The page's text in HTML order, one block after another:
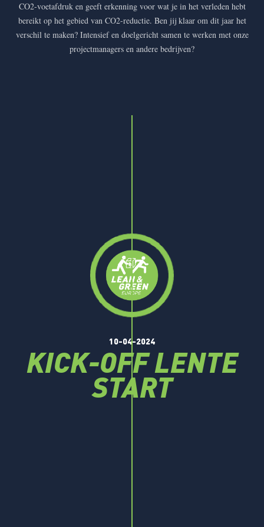
CO2-voetafdruk en geeft erkenning voor wat je in het verleden hebt
bereikt op het gebied van CO2-reductie. Ben jij klaar om dit jaar het
verschil te maken? Intensief en doelgericht samen te werken met onze
projectmanagers en andere bedrijven?
10-04-2024
KICK-OFF LENTE
START